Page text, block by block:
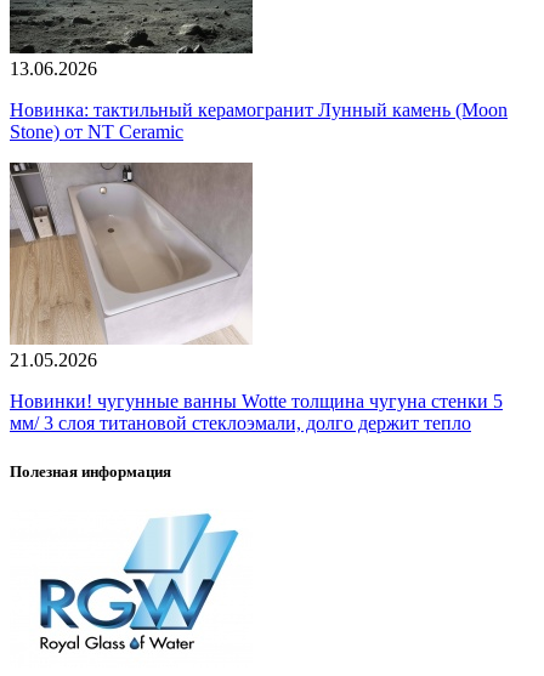
13.06.2026
Новинка: тактильный керамогранит Лунный камень (Moon
Stone) от NT Ceramic
21.05.2026
Новинки! чугунные ванны Wotte толщина чугуна стенки 5
мм/ 3 слоя титановой стеклоэмали, долго держит тепло
Полезная информация